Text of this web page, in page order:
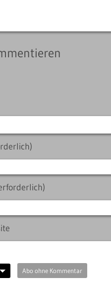
Abo ohne Kommentar